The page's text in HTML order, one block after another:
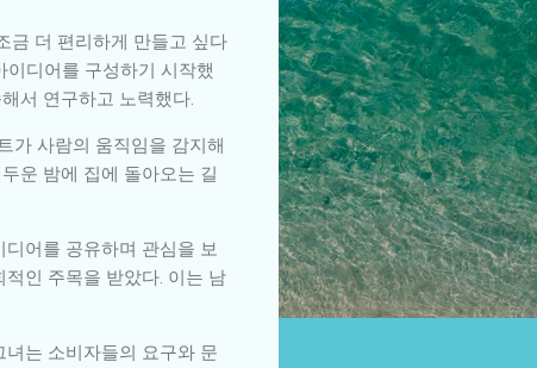
금 더 편리하게 만들고 싶다
디어를 구성하기 시작했
서 연구하고 노력했다.
가 사람의 움직임을 감지해
운 밤에 집에 돌아오는 길
어를 공유하며 관심을 보
인 주목을 받았다. 이는 남
는 소비자들의 요구와 문